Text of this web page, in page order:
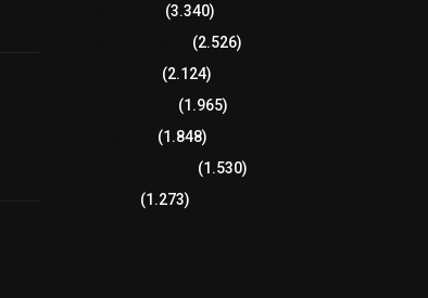
(3.340)
(2.526)
(2.124)
(1.965)
(1.848)
(1.530)
(1.273)